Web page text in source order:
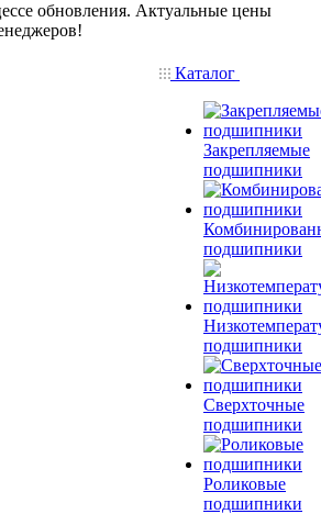
обновления. Актуальные цены
Каталог
Закрепляемые
подшипники
подшипники
подшипники
Сверхточные
подшипники
Роликовые
подшипники